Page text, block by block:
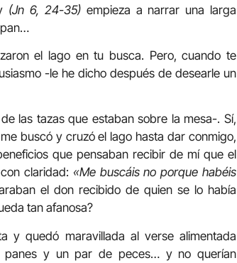
(Jn 6, 24-35)empieza a narrar una larga
pan…
el lago en tu busca. Pero, cuando te
-le he dicho después de desearle un
las tazas que estaban sobre la mesa-. Sí,
buscó y cruzó el lago hasta dar conmigo,
que pensaban recibir de mí que el
claridad: «Me buscáis no porque habéis
el don recibido de quien se lo había
tan afanosa?
y quedó maravillada al verse alimentada
panes y un par de peces… y no querían